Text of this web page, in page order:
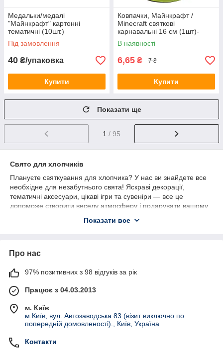
Медальки/медалі
"Майнкрафт" картонні
тематичні (10шт.)
малотиражні-
Під замовлення
40 ₴/упаковка
Купити
Ковпачки, Майнкрафт /
Minecraft святкові
карнавальні 16 см (1шт)-
В наявності
6,65 ₴ 7 ₴
Купити
Показати ще
1 / 95
Свято для хлопчиків
Плануєте святкування для хлопчика? У нас ви знайдете все
необхідне для незабутнього свята! Яскраві декорації,
тематичні аксесуари, цікаві ігри та сувеніри — все це
допоможе створити веселу атмосферу і подарувати вашому
точно сподобаються будь-якому хлопчику: супергерої,
ідеальне свято.
Показати все
Про нас
97% позитивних з 98 відгуків за рік
Працює з 04.03.2013
м. Київ
м.Київ, вул. Автозаводська 83 (візит виключно по
попередній домовленості)., Київ, Україна
Контакти